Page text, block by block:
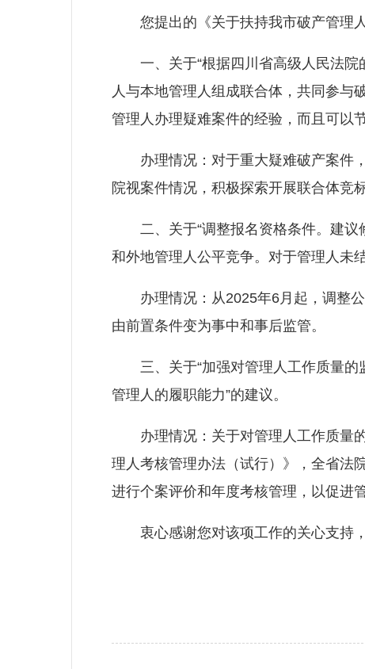
您提出的《关于扶持我市破产管理人
一、关于“根据四川省高级人民法院
人与本地管理人组成联合体，共同参与
管理人办理疑难案件的经验，而且可以
办理情况：对于重大疑难破产案件，
院视案件情况，积极探索开展联合体竞标
二、关于“调整报名资格条件。建议
和外地管理人公平竞争。对于管理人未
办理情况：从2025年6月起，调整公
由前置条件变为事中和事后监管。
三、关于“加强对管理人工作质量的
管理人的履职能力”的建议。
办理情况：关于对管理人工作质量的
理人考核管理办法（试行）》，全省法
进行个案评价和年度考核管理，以促进
衷心感谢您对该项工作的关心支持，